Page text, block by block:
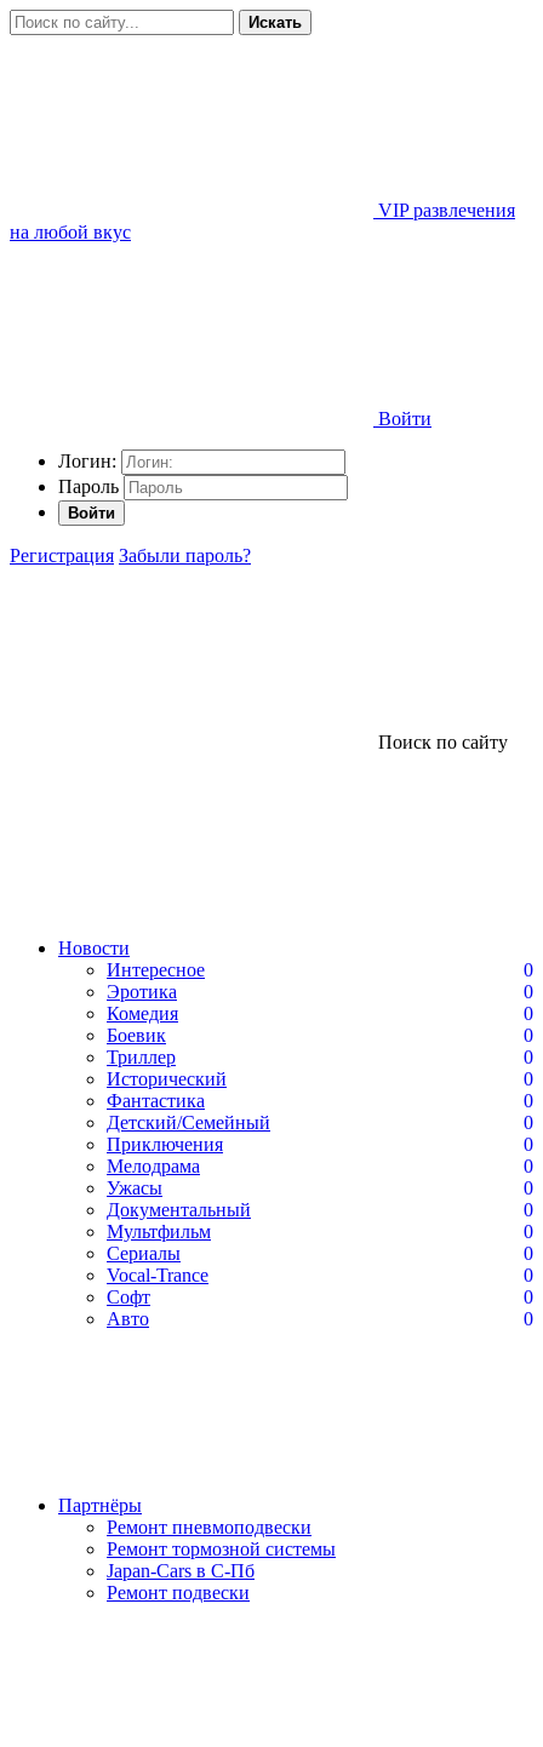
Искать
VIP развлечения
на любой вкус
Войти
Логин:
Пароль
Войти
Регистрация Забыли пароль?
Поиск по сайту
Новости
Интересное
0
Эротика
0
Комедия
0
Боевик
0
Триллер
0
Исторический
0
Фантастика
0
Детский/Семейный
0
Приключения
0
Мелодрама
0
Ужасы
0
Документальный
0
Мультфильм
0
Сериалы
0
Vocal-Trance
0
Софт
0
Авто
0
Партнёры
Ремонт пневмоподвески
Ремонт тормозной системы
Japan-Cars в С-Пб
Ремонт подвески